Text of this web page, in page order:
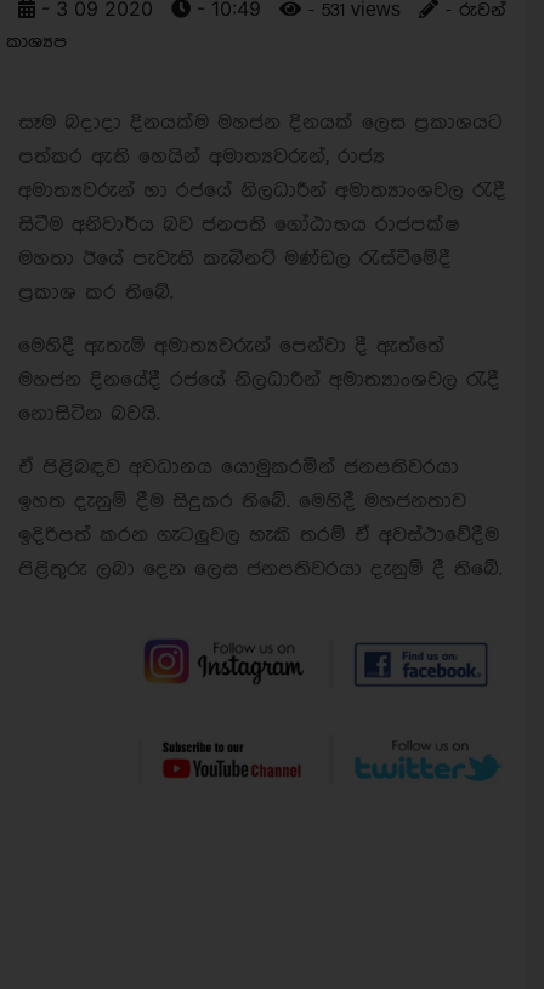
- 3 09 2020 - 10:49 - 531 views
- රුවන්
කාශ්‍යප
සෑම බදාදා දිනයක්ම මහජන දිනයක් ලෙස ප්‍රකාශයට
පත්කර ඇති හෙයින් අමාත්‍යවරුන්, රාජ්‍ය
අමාත්‍යවරුන් හා රජයේ නිලධාරීන් අමාත්‍යාංශවල රැදී
සිටීම අනිවාර්ය බව ජනපති ගෝඨාභය රාජපක්ෂ
මහතා ඊයේ පැවැති කැබිනට් මණ්ඩල රැස්වීමේදී
ප්‍රකාශ කර තිබේ.
මෙහිදී ඇතැම් අමාත්‍යවරුන් පෙන්වා දී ඇත්තේ
මහජන දිනයේදී රජයේ නිලධාරීන් අමාත්‍යාංශවල රැදී
නොසිටින බවයි.
ඒ පිළිබඳව අවධානය යොමුකරමින් ජනපතිවරයා
ඉහත දැනුම් දීම සිදුකර තිබේ. මෙහිදී මහජනතාව
ඉදිරිපත් කරන ගැටලුවල හැකි තරම් ඒ අවස්ථාවේදීම
පිළිතුරු ලබා දෙන ලෙස ජනපතිවරයා දැනුම් දී තිබේ.